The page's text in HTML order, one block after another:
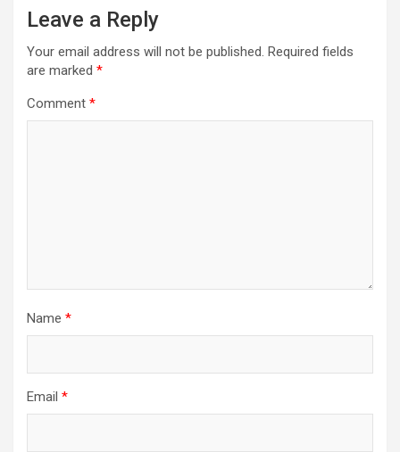
Leave a Reply
Your email address will not be published. Required fields
are marked *
Comment *
Name *
Email *